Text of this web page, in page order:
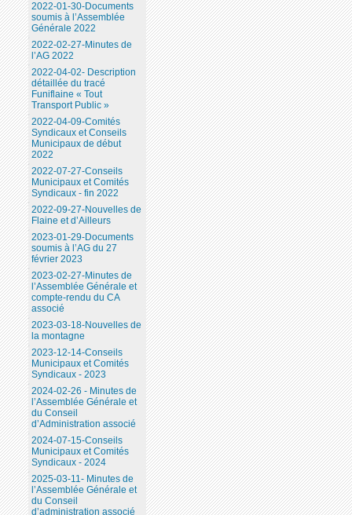
2022-01-30-Documents
soumis à l’Assemblée
Générale 2022
2022-02-27-Minutes de
l’AG 2022
2022-04-02- Description
détaillée du tracé
Funiflaine « Tout
Transport Public »
2022-04-09-Comités
Syndicaux et Conseils
Municipaux de début
2022
2022-07-27-Conseils
Municipaux et Comités
Syndicaux - fin 2022
2022-09-27-Nouvelles de
Flaine et d’Ailleurs
2023-01-29-Documents
soumis à l’AG du 27
février 2023
2023-02-27-Minutes de
l’Assemblée Générale et
compte-rendu du CA
associé
2023-03-18-Nouvelles de
la montagne
2023-12-14-Conseils
Municipaux et Comités
Syndicaux - 2023
2024-02-26 - Minutes de
l’Assemblée Générale et
du Conseil
d’Administration associé
2024-07-15-Conseils
Municipaux et Comités
Syndicaux - 2024
2025-03-11- Minutes de
l’Assemblée Générale et
du Conseil
d’administration associé